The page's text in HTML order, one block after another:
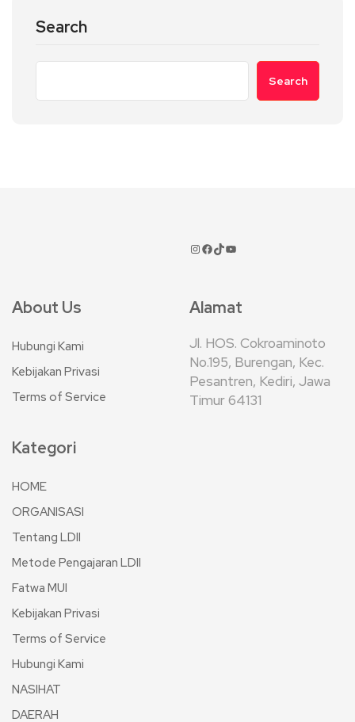
Search
Search
About Us
Hubungi Kami
Kebijakan Privasi
Terms of Service
Alamat
Jl. HOS. Cokroaminoto
No.195, Burengan, Kec.
Pesantren, Kediri, Jawa
Timur 64131
Kategori
HOME
ORGANISASI
Tentang LDII
Metode Pengajaran LDII
Fatwa MUI
Kebijakan Privasi
Terms of Service
Hubungi Kami
NASIHAT
DAERAH